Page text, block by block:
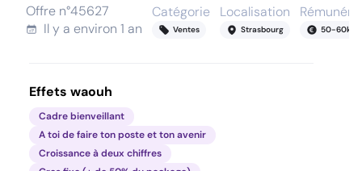
Offre n°45627
Il y a environ 1 an
Catégorie
Ventes
Localisation
Strasbourg 50-60k
Effets waouh
Cadre bienveillant
A toi de faire ton poste et ton avenir
Croissance à deux chiffres